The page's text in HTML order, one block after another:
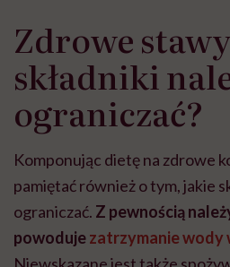
Zdrowe
składniki
ograniczać?
Komponując dietę na zdrowe
pamiętać również o tym, jakie
ograniczać. Z pewnością
powodujezatrzymanie wody